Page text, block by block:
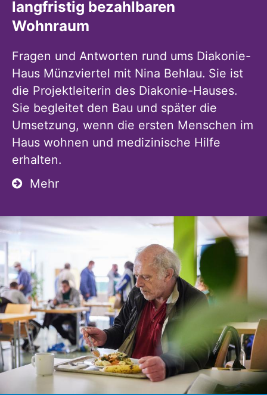
langfristig bezahlbaren
Wohnraum
Fragen und Antworten rund ums Diakonie-
Haus Münzviertel mit Nina Behlau. Sie ist
die Projektleiterin des Diakonie-Hauses.
Sie begleitet den Bau und später die
Umsetzung, wenn die ersten Menschen im
Haus wohnen und medizinische Hilfe
erhalten.
Mehr